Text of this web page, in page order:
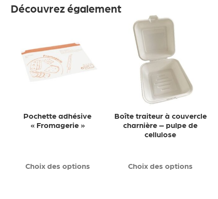
Découvrez également
Pochette adhésive
« Fromagerie »
Choix des options
Boîte traiteur à couvercle
charnière – pulpe de
cellulose
Choix des options